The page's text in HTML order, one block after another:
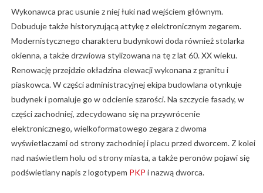
Wykonawca prac usunie z niej łuki nad wejściem głównym.
Dobuduje także historyzującą attykę z elektronicznym zegarem.
Modernistycznego charakteru budynkowi doda również stolarka
okienna, a także drzwiowa stylizowana na tę z lat 60. XX wieku.
Renowację przejdzie okładzina elewacji wykonana z granitu i
piaskowca. W części administracyjnej ekipa budowlana otynkuje
budynek i pomaluje go w odcienie szarości. Na szczycie fasady, w
części zachodniej, zdecydowano się na przywrócenie
elektronicznego, wielkoformatowego zegara z dwoma
wyświetlaczami od strony zachodniej i placu przed dworcem. Z kolei
nad naświetlem holu od strony miasta, a także peronów pojawi się
podświetlany napis z logotypem PKP i nazwą dworca.